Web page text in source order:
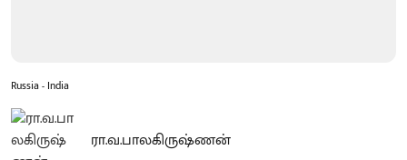
Russia - India
ரா.வ.பாலகிருஷ்ணன்